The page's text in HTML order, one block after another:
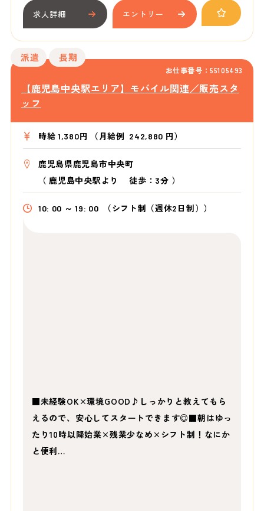
求人詳細 エントリー
お仕事番号：55105493
派遣 長期
【鹿児島中央駅エリア】モバイル関連／販売スタ
ッフ
時給 1,380円 （月給例 242,880 円）
鹿児島県鹿児島市中央町
（ 鹿児島中央駅より徒歩：3分 ）
10: 00 ～ 19: 00 （シフト制（週休2日制））
■未経験OK×環境GOOD♪しっかりと教えてもら
えるので、安心してスタートできます◎■朝はゆっ
たり10時以降始業×残業少なめ×シフト制！なにか
と便利…